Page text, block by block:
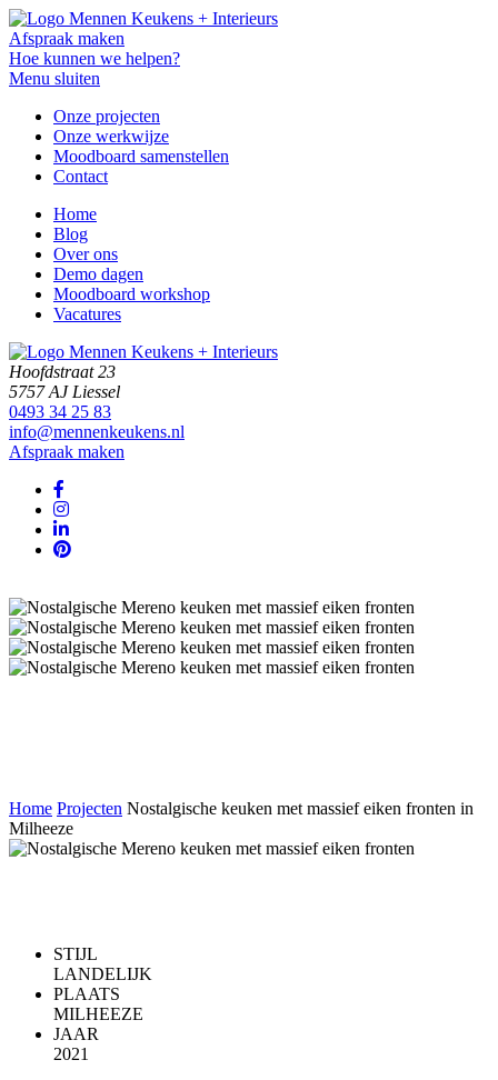
Afspraak maken
Hoe kunnen we helpen?
Menu sluiten
Onze projecten
Onze werkwijze
Moodboard samenstellen
Contact
Home
Blog
Over ons
Demo dagen
Moodboard workshop
Vacatures
Hoofdstraat 23
5757 AJ Liessel
0493 34 25 83
info@mennenkeukens.nl
Afspraak maken
Home Projecten Nostalgische keuken met massief eiken fronten in
Milheeze
STIJL
LANDELIJK
PLAATS
MILHEEZE
JAAR
2021